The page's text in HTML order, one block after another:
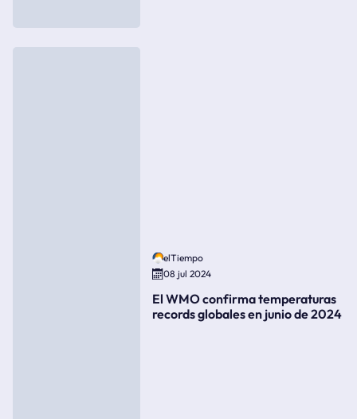
elTiempo
08 jul 2024
El WMO confirma temperaturas
records globales en junio de 2024